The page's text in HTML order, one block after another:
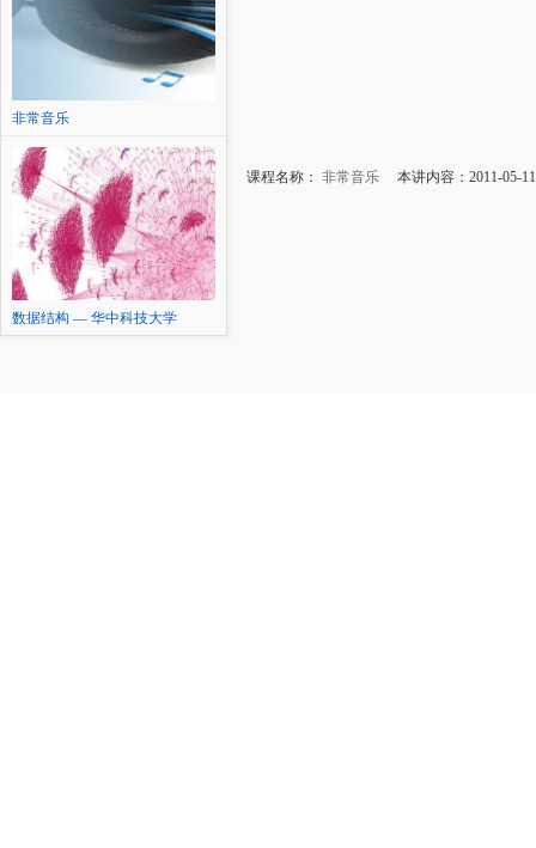
非常音乐
数据结构 — 华中科技大学
课程名称： 非常音乐 本讲内容：2011-05-